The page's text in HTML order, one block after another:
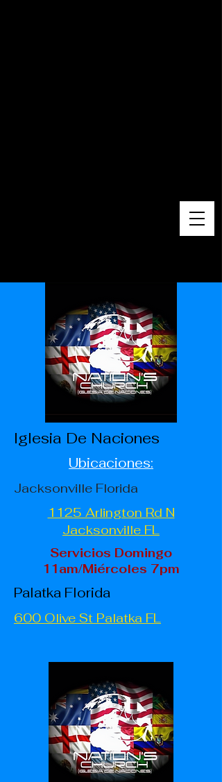
Iglesia De Naciones
Ubicaciones:
Jacksonville Florida
1125 Arlington Rd N
Jacksonville FL
Servicios Domingo
11am/Miércoles 7pm
Palatka Florida
600 Olive St Palatka FL